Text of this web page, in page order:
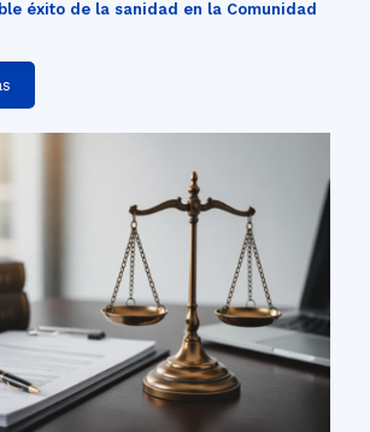
éxito de la sanidad en la Comunidad